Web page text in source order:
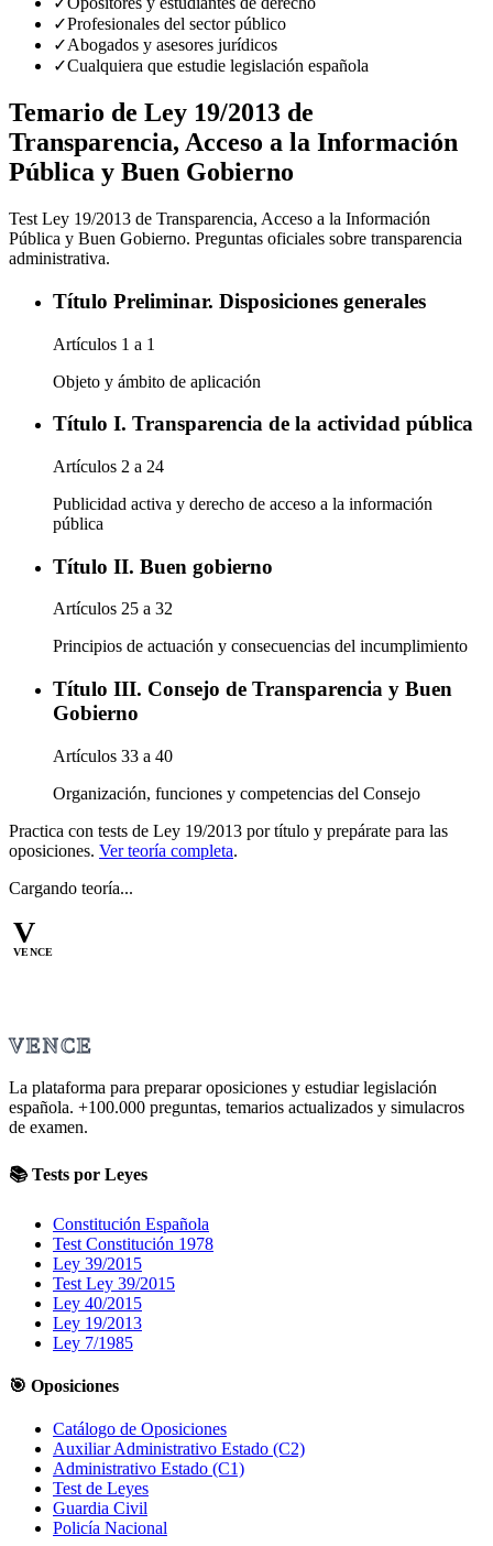
✓Profesionales del sector público
✓Abogados y asesores jurídicos
✓Cualquiera que estudie legislación española
Temario de Ley 19/2013 de
Transparencia, Acceso a la Información
Pública y Buen Gobierno
Test Ley 19/2013 de Transparencia, Acceso a la Información
Pública y Buen Gobierno. Preguntas oficiales sobre transparencia
administrativa.
Título Preliminar. Disposiciones generales
Artículos 1 a 1
Objeto y ámbito de aplicación
Título I. Transparencia de la actividad pública
Artículos 2 a 24
Publicidad activa y derecho de acceso a la información
pública
Título II. Buen gobierno
Artículos 25 a 32
Principios de actuación y consecuencias del incumplimiento
Título III. Consejo de Transparencia y Buen
Gobierno
Artículos 33 a 40
Organización, funciones y competencias del Consejo
Practica con tests de Ley 19/2013 por título y prepárate para las
oposiciones. Ver teoría completa.
Cargando teoría...
V
VENCE
VENCE
La plataforma para preparar oposiciones y estudiar legislación
española. +100.000 preguntas, temarios actualizados y simulacros
de examen.
📚 Tests por Leyes
Constitución Española
Test Constitución 1978
Ley 39/2015
Test Ley 39/2015
Ley 40/2015
Ley 19/2013
Ley 7/1985
🎯 Oposiciones
Catálogo de Oposiciones
Auxiliar Administrativo Estado (C2)
Administrativo Estado (C1)
Test de Leyes
Guardia Civil
Policía Nacional